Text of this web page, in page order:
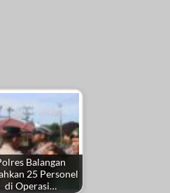
Balangan
25 Personel
di Operasi…